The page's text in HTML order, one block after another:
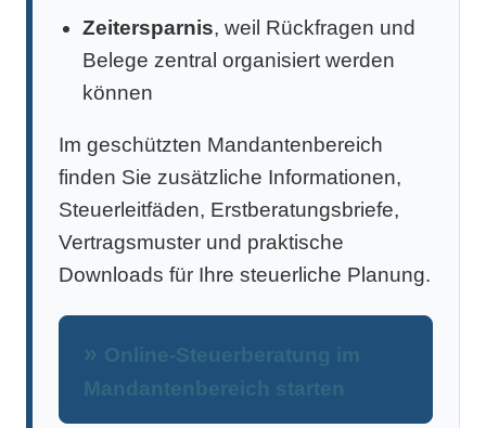
Zeitersparnis, weil Rückfragen und
Belege zentral organisiert werden
können
Im geschützten Mandantenbereich
finden Sie zusätzliche Informationen,
Steuerleitfäden, Erstberatungsbriefe,
Vertragsmuster und praktische
Downloads für Ihre steuerliche Planung.
Online-Steuerberatung im
Mandantenbereich starten